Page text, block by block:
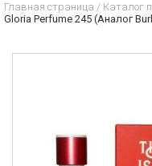
Главная страница / Каталог
Gloria Perfume 245 (Аналог